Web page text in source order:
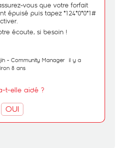
vous que votre forfait
épuisé puis tapez *124*0*0*1#
écoute, si besoin !
- Community Manager il y a
8 ans
t-elle aidé ?
OUI